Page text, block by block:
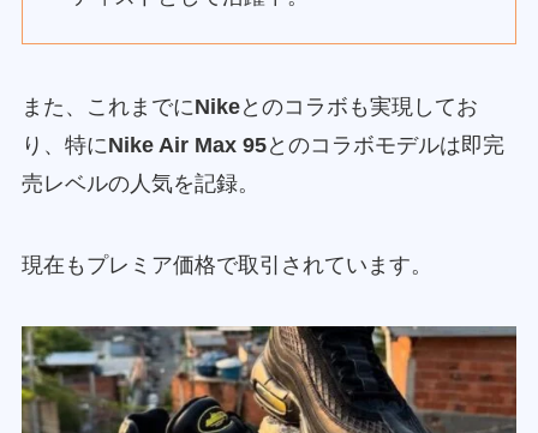
また、これまでにNikeとのコラボも実現してお
り、特にNike Air Max 95とのコラボモデルは即完
売レベルの人気を記録。
現在もプレミア価格で取引されています。